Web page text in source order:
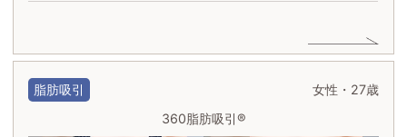
脂肪吸引
女性・27歳
360脂肪吸引®